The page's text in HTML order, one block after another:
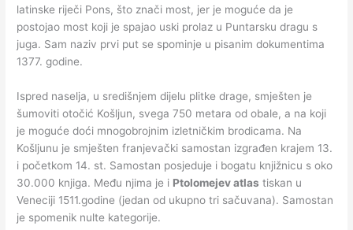
latinske riječi Pons, što znači most, jer je moguće da je
postojao most koji je spajao uski prolaz u Puntarsku dragu s
juga. Sam naziv prvi put se spominje u pisanim dokumentima
1377. godine.
Ispred naselja, u središnjem dijelu plitke drage, smješten je
šumoviti otočić Košljun, svega 750 metara od obale, a na koji
je moguće doći mnogobrojnim izletničkim brodicama. Na
Košljunu je smješten franjevački samostan izgrađen krajem 13.
i početkom 14. st. Samostan posjeduje i bogatu knjižnicu s oko
30.000 knjiga. Među njima je i Ptolomejev atlas tiskan u
Veneciji 1511.godine (jedan od ukupno tri sačuvana). Samostan
je spomenik nulte kategorije.